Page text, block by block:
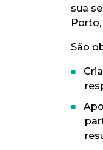
sua
São